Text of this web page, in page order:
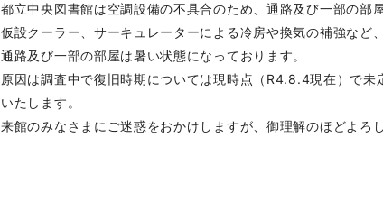
都立中央図書館は空調設備の不具合のため、通路及び一部の部
仮設クーラー、サーキュレーターによる冷房や換気の補強など
通路及び一部の部屋は暑い状態になっております。
原因は調査中で復旧時期については現時点（R4.8.4現在）で
いたします。
来館のみなさまにご迷惑をおかけしますが、御理解のほどよろ